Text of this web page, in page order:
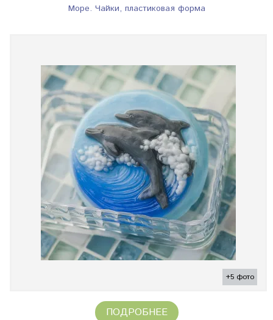
Море. Чайки, пластиковая форма
+5 фото
ПОДРОБНЕЕ